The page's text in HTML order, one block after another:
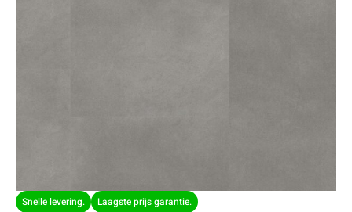
Snelle levering. Laagste prijs garantie.